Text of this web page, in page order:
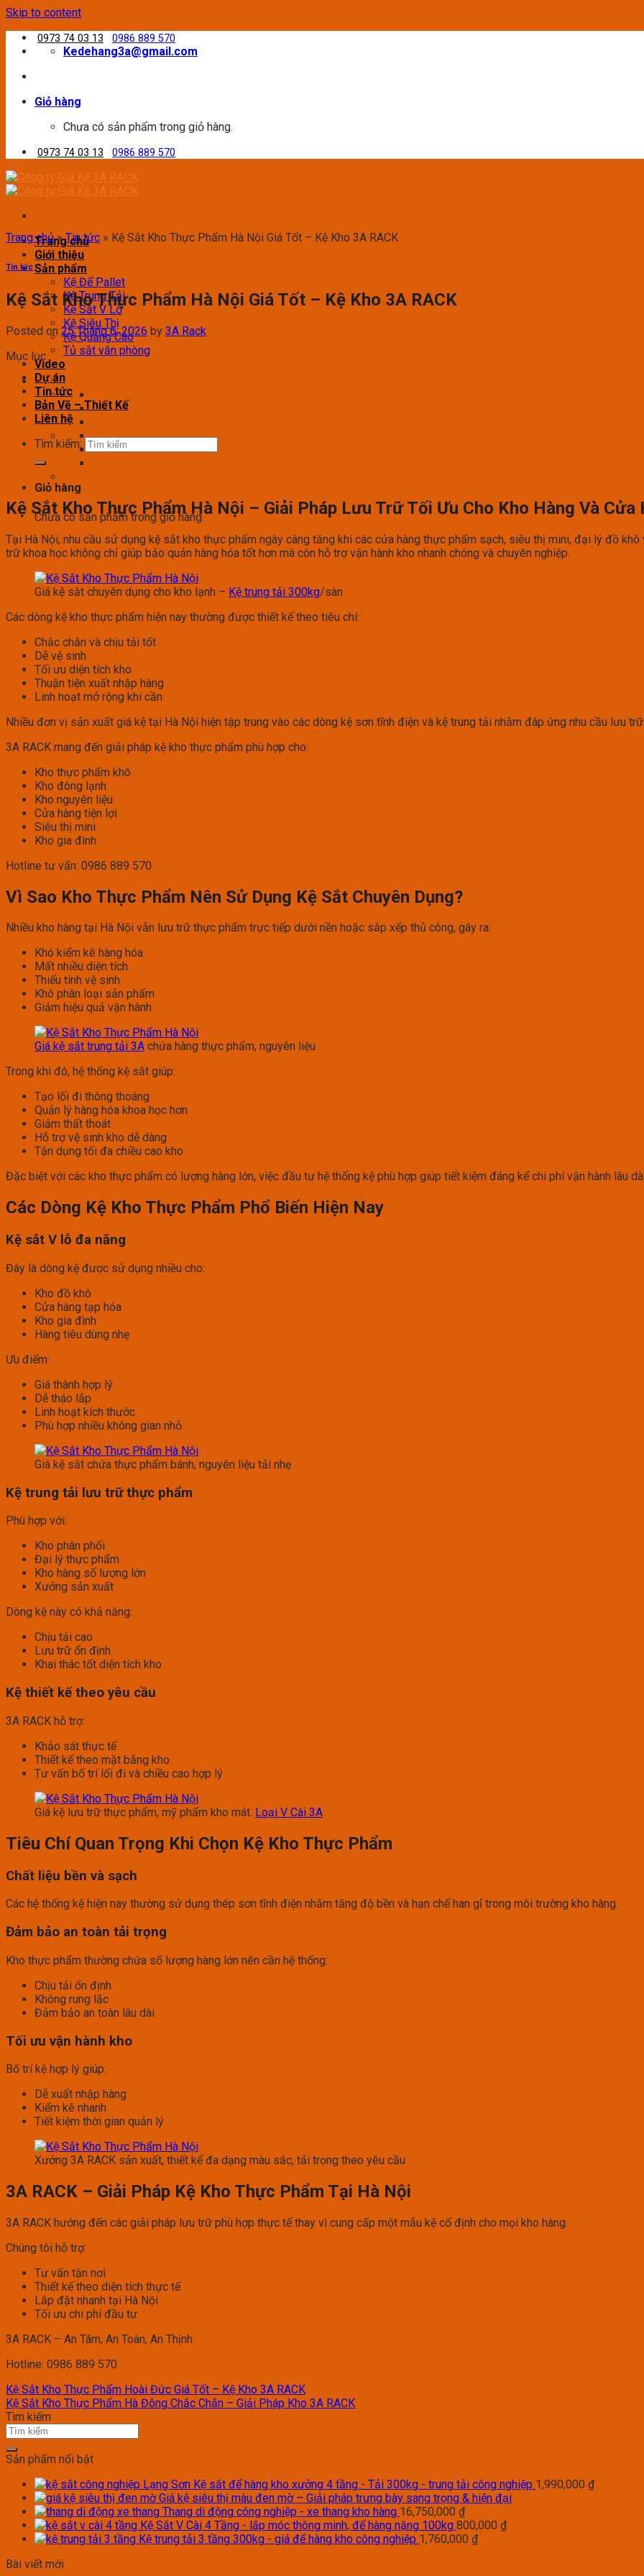
Skip to content
0973 74 03 13 0986 889 570
Kedehang3a@gmail.com
Giỏ hàng
Chưa có sản phẩm trong giỏ hàng.
0973 74 03 13 0986 889 570
Trang chủ
Giới thiệu
Sản phẩm
Kệ Để Pallet
Kệ Trung Tải
Kệ Sắt V Lỗ
Kệ Siêu Thị
Kệ Quảng Cáo
Tủ sắt văn phòng
Video
Dự án
Tin tức
Bản Vẽ – Thiết Kế
Liên hệ
Tìm kiếm:
Giỏ hàng
Chưa có sản phẩm trong giỏ hàng.
Trang chủ»Tin tức » Kệ Sắt Kho Thực Phẩm Hà Nội Giá Tốt – Kệ Kho 3A RACK
Tin tức
Kệ Sắt Kho Thực Phẩm Hà Nội Giá Tốt – Kệ Kho 3A RACK
Posted on 25 Tháng 6, 2026 by 3A Rack
Mục lục
Kệ Sắt Kho Thực Phẩm Hà Nội – Giải Pháp Lưu Trữ Tối Ưu Cho Kho Hàng Và Cửa
Tại Hà Nội, nhu cầu sử dụng kệ sắt kho thực phẩm ngày càng tăng khi các cửa hàng thực phẩm sạch, siêu thị mini, đại lý đồ
trữ khoa học không chỉ giúp bảo quản hàng hóa tốt hơn mà còn hỗ trợ vận hành kho nhanh chóng và chuyên nghiệp.
Giá kệ sắt chuyên dụng cho kho lạnh – Kệ trung tải 300kg/sàn
Các dòng kệ kho thực phẩm hiện nay thường được thiết kế theo tiêu chí:
Chắc chắn và chịu tải tốt
Dễ vệ sinh
Tối ưu diện tích kho
Thuận tiện xuất nhập hàng
Linh hoạt mở rộng khi cần
Nhiều đơn vị sản xuất giá kệ tại Hà Nội hiện tập trung vào các dòng kệ sơn tĩnh điện và kệ trung tải nhằm đáp ứng nhu cầu lưu
3A RACK mang đến giải pháp kệ kho thực phẩm phù hợp cho:
Kho thực phẩm khô
Kho đông lạnh
Kho nguyên liệu
Cửa hàng tiện lợi
Siêu thị mini
Kho gia đình
Hotline tư vấn: 0986 889 570
Vì Sao Kho Thực Phẩm Nên Sử Dụng Kệ Sắt Chuyên Dụng?
Nhiều kho hàng tại Hà Nội vẫn lưu trữ thực phẩm trực tiếp dưới nền hoặc sắp xếp thủ công, gây ra:
Khó kiểm kê hàng hóa
Mất nhiều diện tích
Thiếu tính vệ sinh
Khó phân loại sản phẩm
Giảm hiệu quả vận hành
Giá kệ sắt trung tải 3A chứa hàng thực phẩm, nguyên liệu
Trong khi đó, hệ thống kệ sắt giúp:
Tạo lối đi thông thoáng
Quản lý hàng hóa khoa học hơn
Giảm thất thoát
Hỗ trợ vệ sinh kho dễ dàng
Tận dụng tối đa chiều cao kho
Đặc biệt với các kho thực phẩm có lượng hàng lớn, việc đầu tư hệ thống kệ phù hợp giúp tiết kiệm đáng kể chi phí vận hành lâu
Các Dòng Kệ Kho Thực Phẩm Phổ Biến Hiện Nay
Kệ sắt V lỗ đa năng
Đây là dòng kệ được sử dụng nhiều cho:
Kho đồ khô
Cửa hàng tạp hóa
Kho gia đình
Hàng tiêu dùng nhẹ
Ưu điểm:
Giá thành hợp lý
Dễ tháo lắp
Linh hoạt kích thước
Phù hợp nhiều không gian nhỏ
Giá kệ sắt chứa thực phẩm bánh, nguyên liệu tải nhẹ
Kệ trung tải lưu trữ thực phẩm
Phù hợp với:
Kho phân phối
Đại lý thực phẩm
Kho hàng số lượng lớn
Xưởng sản xuất
Dòng kệ này có khả năng:
Chịu tải cao
Lưu trữ ổn định
Khai thác tốt diện tích kho
Kệ thiết kế theo yêu cầu
3A RACK hỗ trợ:
Khảo sát thực tế
Thiết kế theo mặt bằng kho
Tư vấn bố trí lối đi và chiều cao hợp lý
Giá kệ lưu trữ thực phẩm, mỹ phẩm kho mát. Loại V Cài 3A
Tiêu Chí Quan Trọng Khi Chọn Kệ Kho Thực Phẩm
Chất liệu bền và sạch
Các hệ thống kệ hiện nay thường sử dụng thép sơn tĩnh điện nhằm tăng độ bền và hạn chế han gỉ trong môi trường kho hàng.
Đảm bảo an toàn tải trọng
Kho thực phẩm thường chứa số lượng hàng lớn nên cần hệ thống:
Chịu tải ổn định
Không rung lắc
Đảm bảo an toàn lâu dài
Tối ưu vận hành kho
Bố trí kệ hợp lý giúp:
Dễ xuất nhập hàng
Kiểm kê nhanh
Tiết kiệm thời gian quản lý
Xưởng 3A RACK sản xuất, thiết kế đa dạng màu sắc, tải trọng theo yêu cầu
3A RACK – Giải Pháp Kệ Kho Thực Phẩm Tại Hà Nội
3A RACK hướng đến các giải pháp lưu trữ phù hợp thực tế thay vì cung cấp một mẫu kệ cố định cho mọi kho hàng.
Chúng tôi hỗ trợ:
Tư vấn tận nơi
Thiết kế theo diện tích thực tế
Lắp đặt nhanh tại Hà Nội
Tối ưu chi phí đầu tư
3A RACK – An Tâm, An Toàn, An Thịnh
Hotline: 0986 889 570
Kệ Sắt Kho Thực Phẩm Hoài Đức Giá Tốt – Kệ Kho 3A RACK
Kệ Sắt Kho Thực Phẩm Hà Đông Chắc Chắn – Giải Pháp Kho 3A RACK
Tìm kiếm
Sản phẩm nổi bật
Kệ sắt để hàng kho xưởng 4 tầng - Tải 300kg - trung tải công nghiệp 1,990,000 ₫
Giá kệ siêu thị màu đen mờ – Giải pháp trưng bày sang trọng & hiện đại
Thang di động công nghiệp - xe thang kho hàng 16,750,000 ₫
Kệ Sắt V Cài 4 Tầng - lắp móc thông minh, để hàng nặng 100kg 800,000 ₫
Kệ trung tải 3 tầng 300kg - giá để hàng kho công nghiệp 1,760,000 ₫
Bài viết mới